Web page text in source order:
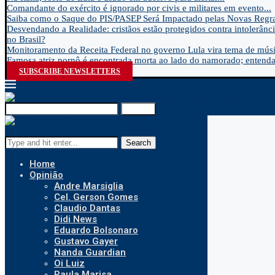
Comandante do exército é ignorado por civis e militares em evento...
Saiba como o Saque do PIS/PASEP Será Impactado pelas Novas
Desvendando a Realidade: cristãos estão protegidos contra
no Brasil?
Monitoramento da Receita Federal no governo Lula vira tema de
Famosa atriz pornô é encontrada morta ao lado do namorado;
SUBSCRIBE NEWSLETTERS
Search
Home
Opinião
Andre Marsiglia
Cel. Gerson Gomes
Claudio Dantas
Didi News
Eduardo Bolsonaro
Gustavo Gayer
Nanda Guardian
Oi Luiz